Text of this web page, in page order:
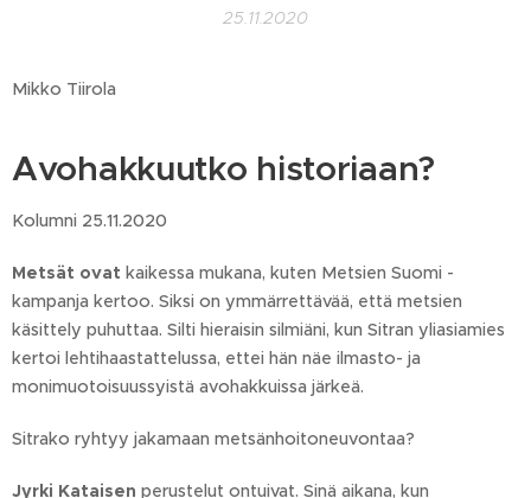
25.11.2020
Mikko Tiirola
Avohakkuutko historiaan?
Kolumni 25.11.2020
Metsät ovat kaikessa mukana, kuten Metsien Suomi -
kampanja kertoo. Siksi on ymmärrettävää, että metsien
käsittely puhuttaa. Silti hieraisin silmiäni, kun Sitran yliasiamies
kertoi lehtihaastattelussa, ettei hän näe ilmasto- ja
monimuotoisuussyistä avohakkuissa järkeä.
Sitrako ryhtyy jakamaan metsänhoitoneuvontaa?
Jyrki Kataisen perustelut ontuivat. Sinä aikana, kun